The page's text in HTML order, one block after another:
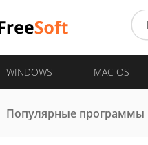
WINDOWS MAC OS
Популярные программы